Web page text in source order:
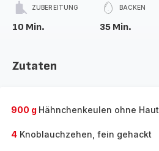
ZUBEREITUNG
10 Min.
BACKEN
35 Min.
Zutaten
900 g Hähnchenkeulen ohne Haut
4 Knoblauchzehen, fein gehackt